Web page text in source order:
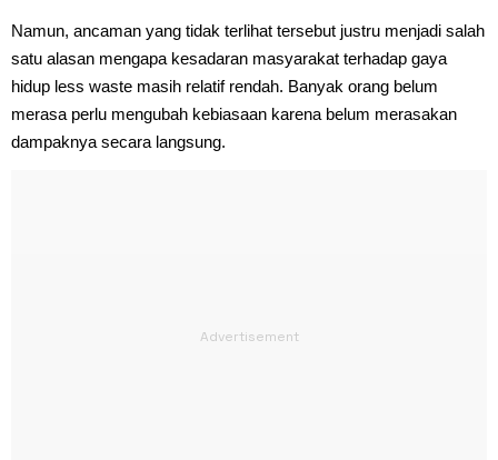
Namun, ancaman yang tidak terlihat tersebut justru menjadi salah
satu alasan mengapa kesadaran masyarakat terhadap gaya
hidup less waste masih relatif rendah. Banyak orang belum
merasa perlu mengubah kebiasaan karena belum merasakan
dampaknya secara langsung.